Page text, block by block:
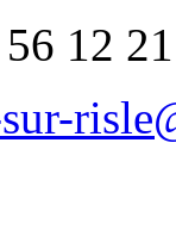
12 21